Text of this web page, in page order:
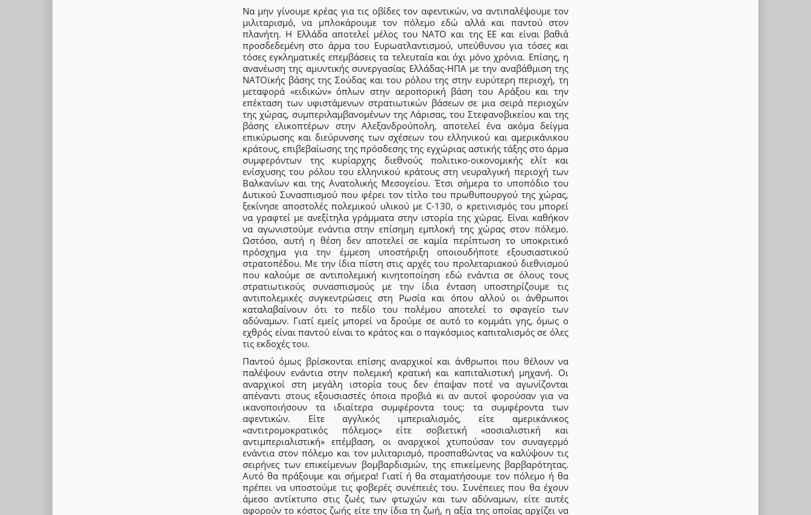
Να μην γίνουμε κρέας για τις οβίδες τον αφεντικών, να αντιπαλέψουμε τον
μιλιταρισμό, να μπλοκάρουμε τον πόλεμο εδώ αλλά και παντού στον
πλανήτη. Η Ελλάδα αποτελεί μέλος του ΝΑΤΟ και της ΕΕ και είναι βαθιά
προσδεδεμένη στο άρμα του Ευρωατλαντισμού, υπεύθυνου για τόσες και
τόσες εγκληματικές επεμβάσεις τα τελευταία και όχι μόνο χρόνια. Επίσης, η
ανανέωση της αμυντικής συνεργασίας Ελλάδας-ΗΠΑ με την αναβάθμιση της
ΝΑΤΟϊκής βάσης της Σούδας και του ρόλου της στην ευρύτερη περιοχή, τη
μεταφορά «ειδικών» όπλων στην αεροπορική βάση του Αράξου και την
επέκταση των υφιστάμενων στρατιωτικών βάσεων σε μια σειρά περιοχών
της χώρας, συμπεριλαμβανομένων της Λάρισας, του Στεφανοβικείου και της
βάσης ελικοπτέρων στην Αλεξανδρούπολη, αποτελεί ένα ακόμα δείγμα
επικύρωσης και διεύρυνσης των σχέσεων του ελληνικού και αμερικάνικου
κράτους, επιβεβαίωσης της πρόσδεσης της εγχώριας αστικής τάξης στο άρμα
συμφερόντων της κυρίαρχης διεθνούς πολιτικο-οικονομικής ελίτ και
ενίσχυσης του ρόλου του ελληνικού κράτους στη νευραλγική περιοχή των
Βαλκανίων και της Ανατολικής Μεσογείου. Έτσι σήμερα το υποπόδιο του
Δυτικού Συνασπισμού που φέρει τον τίτλο του πρωθυπουργού της χώρας,
ξεκίνησε αποστολές πολεμικού υλικού με C-130, ο κρετινισμός του μπορεί
να γραφτεί με ανεξίτηλα γράμματα στην ιστορία της χώρας. Είναι καθήκον
να αγωνιστούμε ενάντια στην επίσημη εμπλοκή της χώρας στον πόλεμο.
Ωστόσο, αυτή η θέση δεν αποτελεί σε καμία περίπτωση το υποκριτικό
πρόσχημα για την έμμεση υποστήριξη οποιουδήποτε εξουσιαστικού
στρατοπέδου. Με την ίδια πίστη στις αρχές του προλεταριακού διεθνισμού
που καλούμε σε αντιπολεμική κινητοποίηση εδώ ενάντια σε όλους τους
στρατιωτικούς συνασπισμούς με την ίδια ένταση υποστηρίζουμε τις
αντιπολεμικές συγκεντρώσεις στη Ρωσία και όπου αλλού οι άνθρωποι
καταλαβαίνουν ότι το πεδίο του πολέμου αποτελεί το σφαγείο των
αδύναμων. Γιατί εμείς μπορεί να δρούμε σε αυτό το κομμάτι γης, όμως ο
εχθρός είναι παντού είναι το κράτος και ο παγκόσμιος καπιταλισμός σε όλες
τις εκδοχές του.
Παντού όμως βρίσκονται επίσης αναρχικοί και άνθρωποι που θέλουν να
παλέψουν ενάντια στην πολεμική κρατική και καπιταλιστική μηχανή. Οι
αναρχικοί στη μεγάλη ιστορία τους δεν έπαψαν ποτέ να αγωνίζονται
απέναντι στους εξουσιαστές όποια προβιά κι αν αυτοί φορούσαν για να
ικανοποιήσουν τα ιδιαίτερα συμφέροντα τους: τα συμφέροντα των
αφεντικών. Είτε αγγλικός ιμπεριαλισμός, είτε αμερικάνικος
«αντιτρομοκρατικός πόλεμος» είτε σοβιετική «σοσιαλιστική και
αντιμπεριαλιστική» επέμβαση, οι αναρχικοί χτυπούσαν τον συναγερμό
ενάντια στον πόλεμο και τον μιλιταρισμό, προσπαθώντας να καλύψουν τις
σειρήνες των επικείμενων βομβαρδισμών, της επικείμενης βαρβαρότητας.
Αυτό θα πράξουμε και σήμερα! Γιατί ή θα σταματήσουμε τον πόλεμο ή θα
πρέπει να υποστούμε τις φοβερές συνέπειές του. Συνέπειες που θα έχουν
άμεσο αντίκτυπο στις ζωές των φτωχών και των αδύναμων, είτε αυτές
αφορούν το κόστος ζωής είτε την ίδια τη ζωή, η αξία της οποίας αρχίζει να